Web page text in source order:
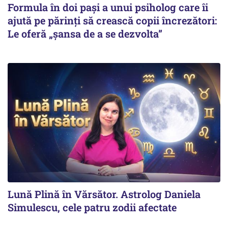
Formula în doi pași a unui psiholog care îi
ajută pe părinți să crească copii încrezători:
Le oferă „șansa de a se dezvolta”
Lună Plină în Vărsător. Astrolog Daniela
Simulescu, cele patru zodii afectate